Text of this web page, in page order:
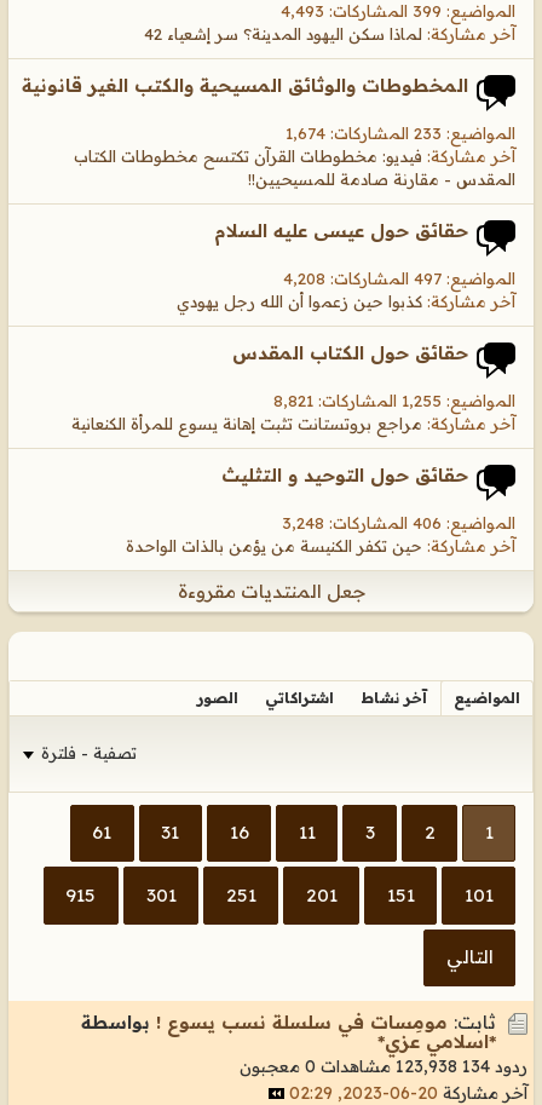
المواضيع: 399 المشاركات: 4,493
آخر مشاركة: لماذا سكن اليهود المدينة؟ سر إشعياء 42
المخطوطات والوثائق المسيحية والكتب الغير قانونية
المواضيع: 233 المشاركات: 1,674
آخر مشاركة: فيديو: مخطوطات القرآن تكتسح مخطوطات الكتاب
المقدس - مقارنة صادمة للمسيحيين!!
حقائق حول عيسى عليه السلام
المواضيع: 497 المشاركات: 4,208
آخر مشاركة: كذبوا حين زعموا أن الله رجل يهودي
حقائق حول الكتاب المقدس
المواضيع: 1,255 المشاركات: 8,821
آخر مشاركة: مراجع بروتستانت تثبت إهانة يسوع للمرأة الكنعانية
حقائق حول التوحيد و التثليث
المواضيع: 406 المشاركات: 3,248
آخر مشاركة: حين تكفر الكنيسة من يؤمن بالذات الواحدة
جعل المنتديات مقروءة
المواضيع آخر نشاط اشتراكاتي الصور
تصفية - فلترة
1
2
3
11
16
31
61
101
151
201
251
301
915
التالي
ثابت: مومِسات في سلسلة نسب يسوع ! بواسطة
*اسلامي عزي*
ردود 134 123,938 مشاهدات
0 معجبون
آخر مشاركة 20-06-2023, 02:29